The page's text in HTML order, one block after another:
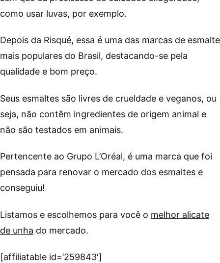
como usar luvas, por exemplo.
Depois da Risqué, essa é uma das marcas de esmalte
mais populares do Brasil, destacando-se pela
qualidade e bom preço.
Seus esmaltes são livres de crueldade e veganos, ou
seja, não contêm ingredientes de origem animal e
não são testados em animais.
Pertencente ao Grupo L’Oréal, é uma marca que foi
pensada para renovar o mercado dos esmaltes e
conseguiu!
Listamos e escolhemos para você o melhor alicate
de unha do mercado.
[affiliatable id=’259843′]